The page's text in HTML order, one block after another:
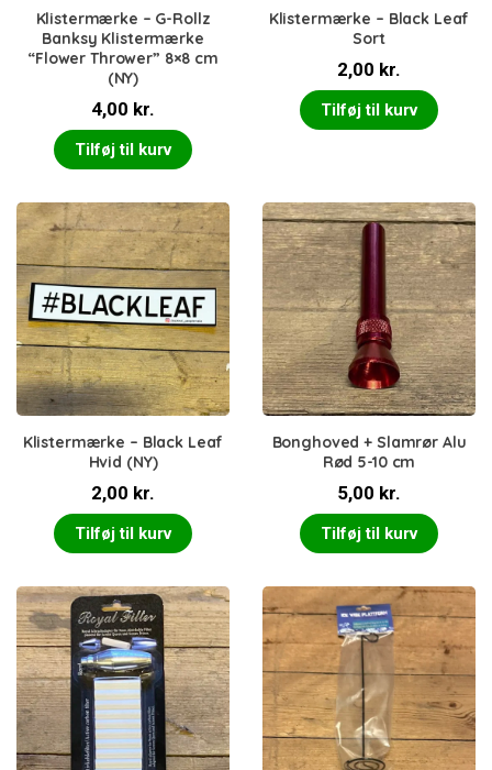
Klistermærke – G-Rollz
Banksy Klistermærke
“Flower Thrower” 8×8 cm
(NY)
4,00 kr.
Tilføj til kurv
Klistermærke – Black Leaf
Sort
2,00 kr.
Tilføj til kurv
Klistermærke – Black Leaf
Hvid (NY)
2,00 kr.
Tilføj til kurv
Bonghoved + Slamrør Alu
Rød 5-10 cm
5,00 kr.
Tilføj til kurv